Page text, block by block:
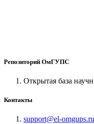
Репозиторий ОмГУПС
Открытая база
Контакты
support@el-omgups.ru